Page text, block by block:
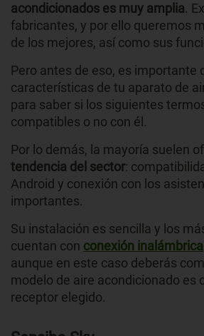
acondicionados es muy amplia.
fabricantes, y por ello queremos
de los mejores, así como sus
Pero antes de eso, es importante
características de tu aparato de
para saber si los siguientes
compatibles o no con él.
Por lo demás, la mayoría suelen
tendencia del sector:
Android y conexión con los
importantes.
Su instalación es sencilla y los
cuentan con conexión inalámbrica
aunque en este caso deberás
modelo de aire acondicionado es
receptor elegido.